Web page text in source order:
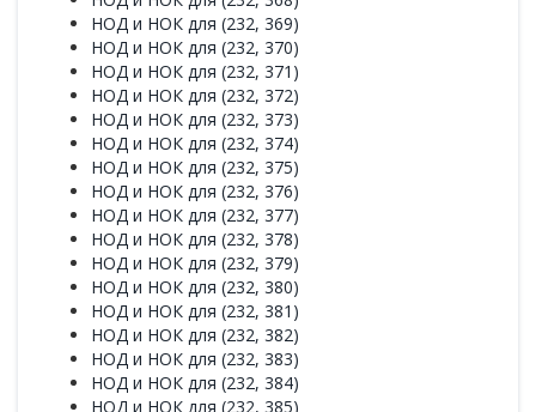
НОД и НОК для (232, 369)
НОД и НОК для (232, 370)
НОД и НОК для (232, 371)
НОД и НОК для (232, 372)
НОД и НОК для (232, 373)
НОД и НОК для (232, 374)
НОД и НОК для (232, 375)
НОД и НОК для (232, 376)
НОД и НОК для (232, 377)
НОД и НОК для (232, 378)
НОД и НОК для (232, 379)
НОД и НОК для (232, 380)
НОД и НОК для (232, 381)
НОД и НОК для (232, 382)
НОД и НОК для (232, 383)
НОД и НОК для (232, 384)
НОД и НОК для (232, 385)